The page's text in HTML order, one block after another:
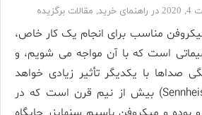
راهنمای خرید, مقالات برگزیده
مناسب برای انجام یک کار خاص،
است که با آن مواجه می شویم، و
صداها با یکدیگر تأثیر زیادی خواهد
گذاشت. سنهایزر (Sennheiser) بیش از نیم قرن است که در